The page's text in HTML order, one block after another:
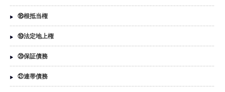
⑱根抵当権
⑲法定地上権
⑳保証債務
㉑連帯債務